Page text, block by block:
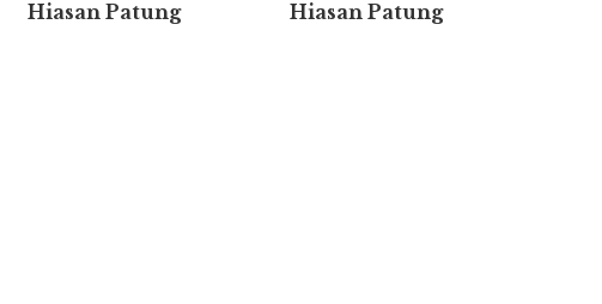
Hiasan Patung
Hiasan Patung